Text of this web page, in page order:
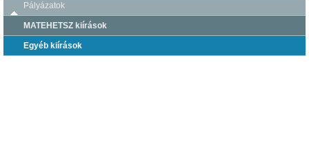
Pályázatok
MATEHETSZ kiírások
Egyéb kiírások